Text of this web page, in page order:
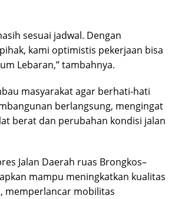
sesuai jadwal. Dengan
kami optimistis pekerjaan bisa
Lebaran,” tambahnya.
masyarakat agar berhati-hati
berlangsung, mengingat
berat dan perubahan kondisi jalan
Jalan Daerah ruas Brongkos–
mampu meningkatkan kualitas
memperlancar mobilitas